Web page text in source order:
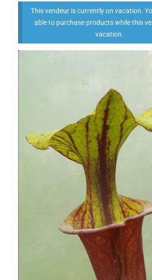
This vendeur is currently on vacation.
able to purchase products while this
vacation.